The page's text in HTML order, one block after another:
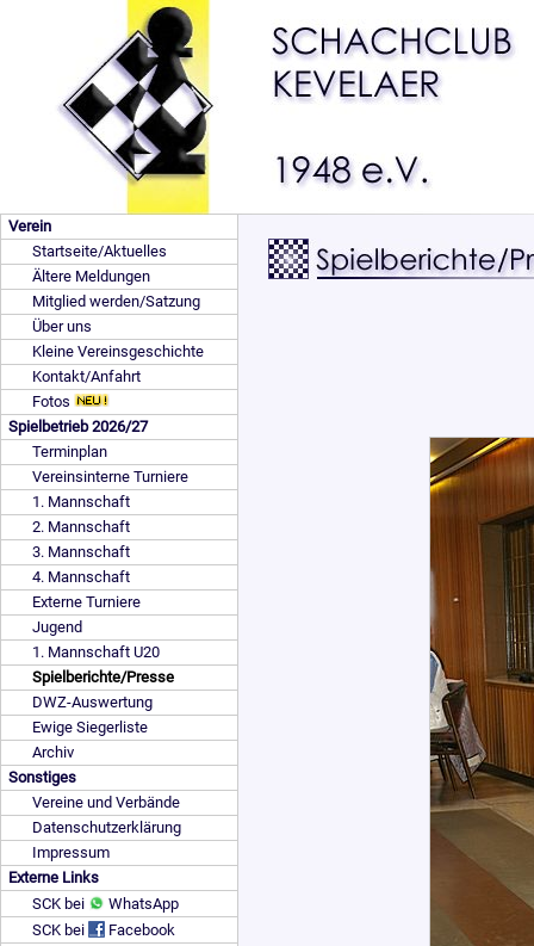
Verein
Startseite/Aktuelles
Ältere Meldungen
Mitglied werden/Satzung
Über uns
Kleine Vereinsgeschichte
Kontakt/Anfahrt
Fotos
Spielbetrieb 2026/27
Terminplan
Vereinsinterne Turniere
1. Mannschaft
2. Mannschaft
3. Mannschaft
4. Mannschaft
Externe Turniere
Jugend
1. Mannschaft U20
Spielberichte/Presse
DWZ-Auswertung
Ewige Siegerliste
Archiv
Sonstiges
Vereine und Verbände
Datenschutzerklärung
Impressum
Externe Links
SCK bei
WhatsApp
SCK bei
Facebook